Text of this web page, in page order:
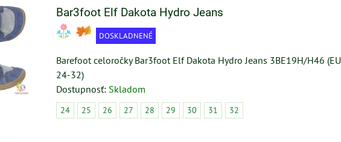
Bar3foot Elf Dakota Hydro Jeans
DOSKLADNENÉ
Barefoot celoročky Bar3foot Elf Dakota Hydro Jeans 3BE19H/H46 (EU
24-32)
Dostupnosť: Skladom
24 25 26 27 28 29 30 31 32